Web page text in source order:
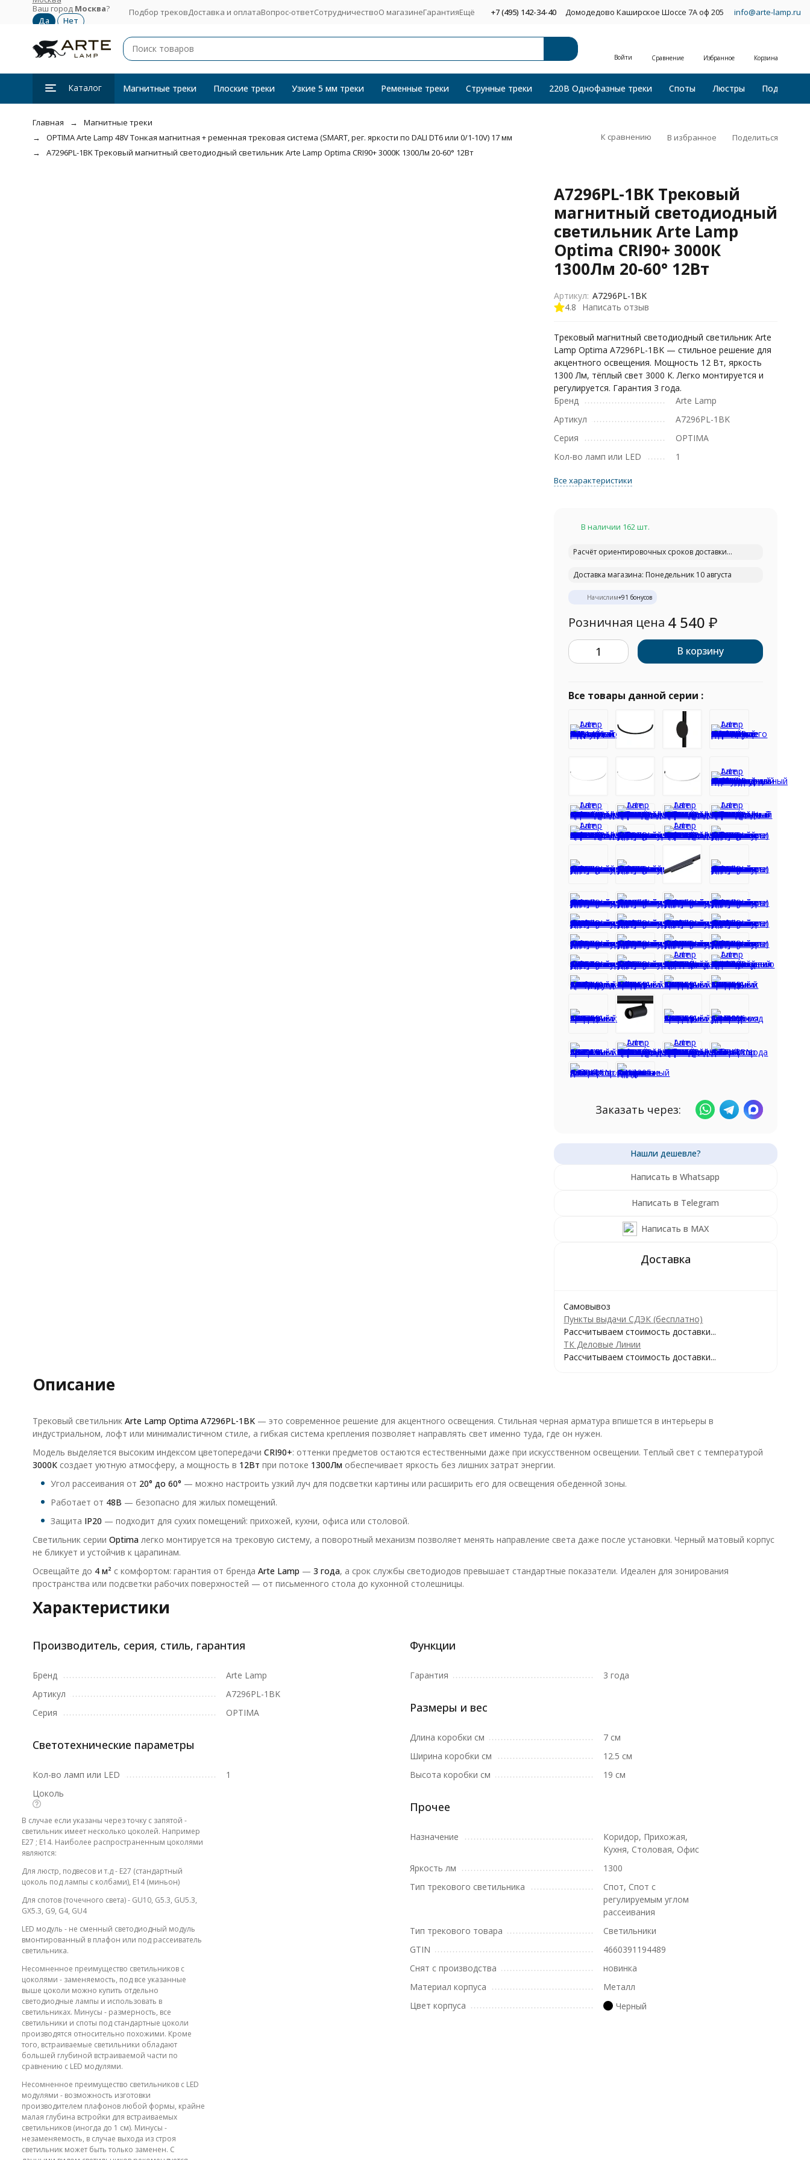
Ваш город Москва? Подбор трековДоставка и оплатаВопрос-ответСотрудничествоО магазинеГарантияЕщё +7 (495) 142-34-40 Домодедово Каширское Шоссе 7А оф 205 info@arte-lamp.ru
Войти Сравнение Избранное Корзина
Каталог Магнитные треки Плоские треки Узкие 5 мм треки Ременные треки Струнные треки 220В Однофазные треки Споты Люстры Подвесные
Главная
Магнитные треки
OPTIMA Arte Lamp 48V Тонкая магнитная + ременная трековая система (SMART, рег. яркости по DALI DT6 или 0/1-10V) 17 мм
A7296PL-1BK Трековый магнитный светодиодный светильник Arte Lamp Optima CRI90+ 3000К 1300Лм 20-60° 12Вт
К сравнению В избранное Поделиться
A7296PL-1BK Трековый
магнитный светодиодный
светильник Arte Lamp
Optima CRI90+ 3000К
1300Лм 20-60° 12Вт
4.8 Написать отзыв
Артикул: A7296PL-1BK
Трековый магнитный светодиодный светильник Arte
Lamp Optima A7296PL-1BK — стильное решение для
акцентного освещения. Мощность 12 Вт, яркость
1300 Лм, тёплый свет 3000 К. Легко монтируется и
регулируется. Гарантия 3 года.
Бренд
Arte Lamp
Артикул
A7296PL-1BK
Серия
OPTIMA
Кол-во ламп или LED
1
Все характеристики
В наличии 162 шт.
Расчёт ориентировочных сроков доставки...
Доставка магазина: Понедельник 10 августа
Начислим+91 бонусов
Розничная цена 4 540₽
В корзину
Все товары данной серии :
Заказать через:
Написать в Whatsapp
Написать в Telegram
Написать в MAX
Самовывоз
Пункты выдачи СДЭК (бесплатно)
Рассчитываем стоимость доставки...
ТК Деловые Линии
Рассчитываем стоимость доставки...
Описание
Трековый светильник Arte Lamp Optima A7296PL-1BK— это современное решение для акцентного освещения. Стильная черная арматура впишется в интерьеры в
индустриальном, лофт или минималистичном стиле, а гибкая система крепления позволяет направлять свет именно туда, где он нужен.
Модель выделяется высоким индексом цветопередачи CRI90+: оттенки предметов остаются естественными даже при искусственном освещении. Теплый свет с температурой
3000Ксоздает уютную атмосферу, а мощность в 12Вт при потоке 1300Лмобеспечивает яркость без лишних затрат энергии.
Угол рассеивания от 20° до 60° — можно настроить узкий луч для подсветки картины или расширить его для освещения обеденной зоны.
Работает от 48В — безопасно для жилых помещений.
Защита IP20 — подходит для сухих помещений: прихожей, кухни, офиса или столовой.
Светильник серии Optimaлегко монтируется на трековую систему, а поворотный механизм позволяет менять направление света даже после установки. Черный матовый корпус
не бликует и устойчив к царапинам.
Освещайте до 4 м² с комфортом: гарантия от бренда Arte Lamp — 3 года, а срок службы светодиодов превышает стандартные показатели. Идеален для зонирования
пространства или подсветки рабочих поверхностей — от письменного стола до кухонной столешницы.
Характеристики
Производитель, серия, стиль, гарантия
Бренд
Arte Lamp
Артикул
A7296PL-1BK
Серия
OPTIMA
Светотехнические параметры
Кол-во ламп или LED
1
Цоколь
В случае если указаны через точку с запятой -
светильник имеет несколько цоколей. Например
E27 ; E14. Наиболее распространенным цоколями
являются:
Для люстр, подвесов и т.д - E27 (стандартный
цоколь под лампы с колбами), E14 (миньон)
Для спотов (точечного света) - GU10, G5.3, GU5.3,
GX5.3, G9, G4, GU4
LED модуль - не сменный светодиодный модуль
вмонтированный в плафон или под рассеиватель
светильника.
Несомненное преимущество светильников с
цоколями - заменяемость, под все указанные
выше цоколи можно купить отдельно
светодиодные лампы и использовать в
светильниках. Минусы - размерность, все
светильники и споты под стандартные цоколи
производятся относительно похожими. Кроме
того, встраиваемые светильники обладают
большей глубиной встраиваемой части по
сравнению с LED модулями.
Несомненное преимущество светильников с LED
модулями - возможность изготовки
производителем плафонов любой формы, крайне
малая глубина встройки для встраиваемых
светильников (иногда до 1 см). Минусы -
незаменяемость, в случае выхода из строя
светильник может быть только заменен. С
Функции
Гарантия 3 года
Размеры и вес
Длина коробки см
7 см
Ширина коробки см
12.5 см
Высота коробки см
19 см
Прочее
Назначение
Коридор, Прихожая,
Кухня, Столовая, Офис
Яркость лм
1300
Тип трекового светильника
Спот, Спот с
регулируемым углом
рассеивания
Тип трекового товара
Светильники
GTIN
4660391194489
Снят с производства
новинка
Материал корпуса
Металл
Цвет корпуса
Черный